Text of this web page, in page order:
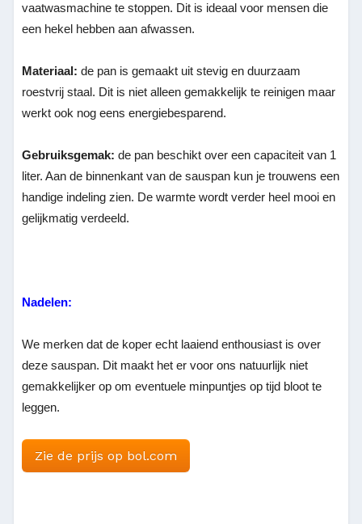
vaatwasmachine te stoppen. Dit is ideaal voor mensen die
een hekel hebben aan afwassen.
Materiaal:de pan is gemaakt uit stevig en duurzaam
roestvrij staal. Dit is niet alleen gemakkelijk te reinigen maar
werkt ook nog eens energiebesparend.
Gebruiksgemak:de pan beschikt over een capaciteit van 1
liter. Aan de binnenkant van de sauspan kun je trouwens een
handige indeling zien. De warmte wordt verder heel mooi en
gelijkmatig verdeeld.
Nadelen:
We merken dat de koper echt laaiend enthousiast is over
deze sauspan. Dit maakt het er voor ons natuurlijk niet
gemakkelijker op om eventuele minpuntjes op tijd bloot te
leggen.
Zie de prijs op bol.com